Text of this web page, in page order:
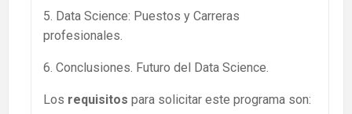
5. Data Science: Puestos y Carreras
profesionales.
6. Conclusiones. Futuro del Data Science.
Los requisitos para solicitar este programa son: